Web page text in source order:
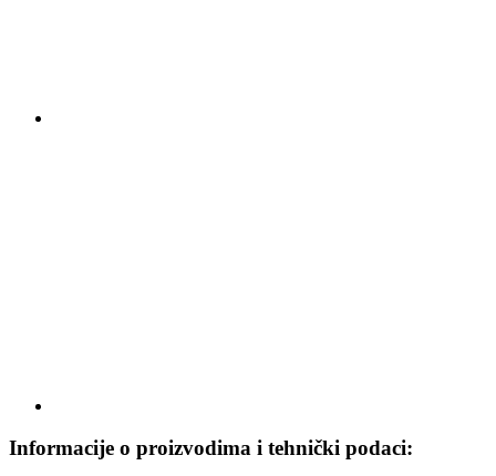
Informacije o proizvodima i tehnički podaci: